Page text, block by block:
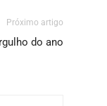
Próximo artigo
do ano